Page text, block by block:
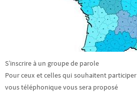
S’inscrire à un groupe de parole
Pour ceux et celles qui souhaitent
vous téléphonique vous sera proposé